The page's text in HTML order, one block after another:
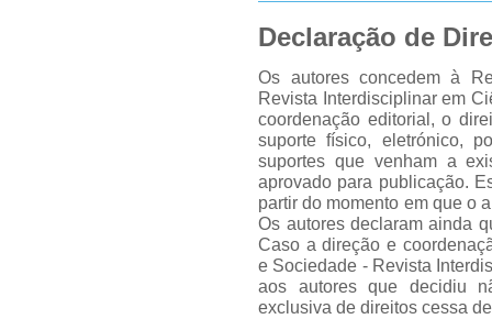
Declaração de
Os autores concedem à
Revista Interdisciplinar em
coordenação editorial, o
suporte físico, eletrónico,
suportes que venham a
aprovado para publicação.
partir do momento em que o
Os autores declaram ainda
Caso a direção e
e Sociedade - Revista
aos autores que decidiu
exclusiva de direitos cessa